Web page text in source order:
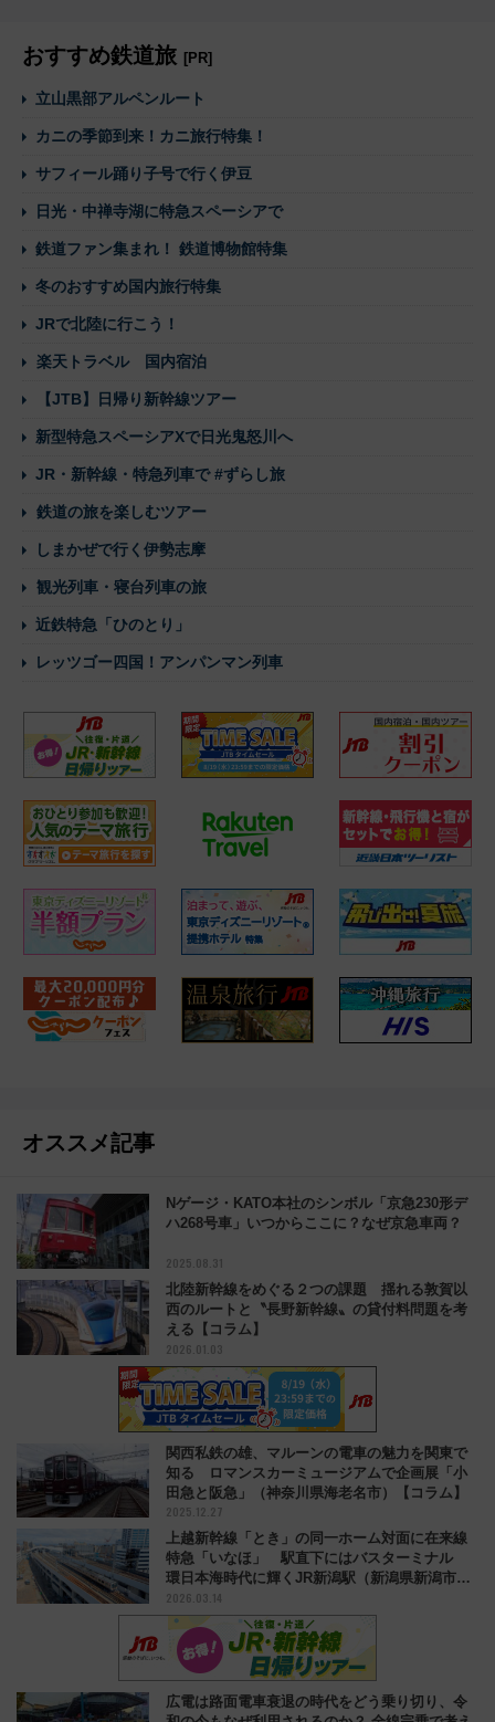
おすすめ鉄道旅 [PR]
立山黒部アルペンルート
カニの季節到来！カニ旅行特集！
サフィール踊り子号で行く伊豆
日光・中禅寺湖に特急スペーシアで
鉄道ファン集まれ！ 鉄道博物館特集
冬のおすすめ国内旅行特集
JRで北陸に行こう！
楽天トラベル 国内宿泊
【JTB】日帰り新幹線ツアー
新型特急スペーシアXで日光鬼怒川へ
JR・新幹線・特急列車で #ずらし旅
鉄道の旅を楽しむツアー
しまかぜで行く伊勢志摩
観光列車・寝台列車の旅
近鉄特急「ひのとり」
レッツゴー四国！アンパンマン列車
オススメ記事
Nゲージ・KATO本社のシンボル「京急230形デ
ハ268号車」いつからここに？なぜ京急車両？
2025.08.31
北陸新幹線をめぐる２つの課題 揺れる敦賀以
西のルートと〝長野新幹線〟の貸付料問題を考
える【コラム】
2026.01.03
関西私鉄の雄、マルーンの電車の魅力を関東で
知る ロマンスカーミュージアムで企画展「小
田急と阪急」（神奈川県海老名市）【コラム】
2025.12.27
上越新幹線「とき」の同一ホーム対面に在来線
特急「いなほ」 駅直下にはバスターミナル
環日本海時代に輝くJR新潟駅（新潟県新潟市）
【コラム】
2026.03.14
広電は路面電車衰退の時代をどう乗り切り、令